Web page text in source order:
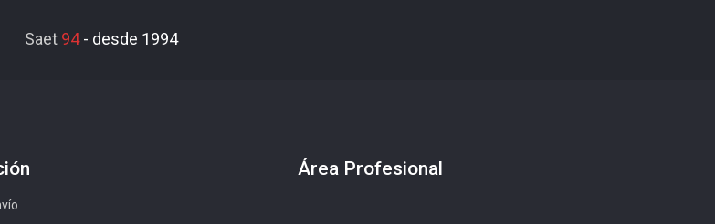
Saet 94- desde 1994
Área Profesional